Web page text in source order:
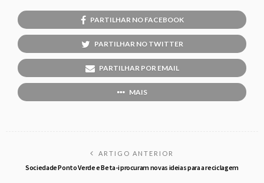
PARTILHAR NO FACEBOOK
PARTILHAR NO TWITTER
PARTILHAR POR EMAIL
MAIS
ARTIGO ANTERIOR
Sociedade Ponto Verde e Beta-i procuram novas ideias para a reciclagem